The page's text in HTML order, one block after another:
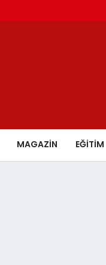
MAGAZİN EĞİTİM